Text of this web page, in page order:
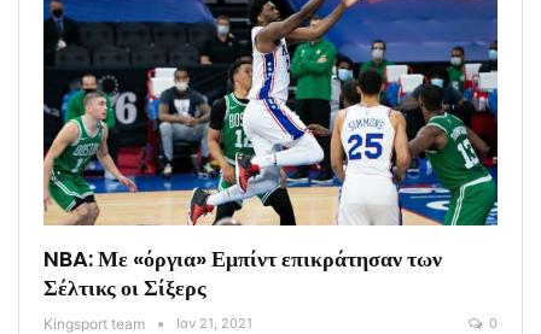
NBA: Με «όργια» Εμπίντ επικράτησαν των
Σέλτικς οι Σίξερς
Kingsport team Ιαν 21, 2021 0